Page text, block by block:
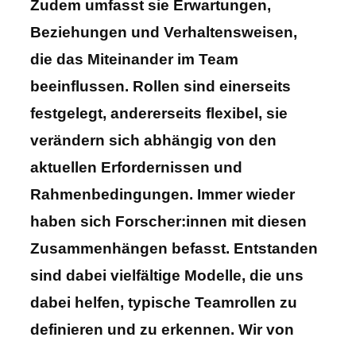
Zudem umfasst sie Erwartungen,
Beziehungen und Verhaltensweisen,
die das Miteinander im Team
beeinflussen. Rollen sind einerseits
festgelegt, andererseits flexibel, sie
verändern sich abhängig von den
aktuellen Erfordernissen und
Rahmenbedingungen. Immer wieder
haben sich Forscher:innen mit diesen
Zusammenhängen befasst. Entstanden
sind dabei vielfältige Modelle, die uns
dabei helfen, typische Teamrollen zu
definieren und zu erkennen. Wir von